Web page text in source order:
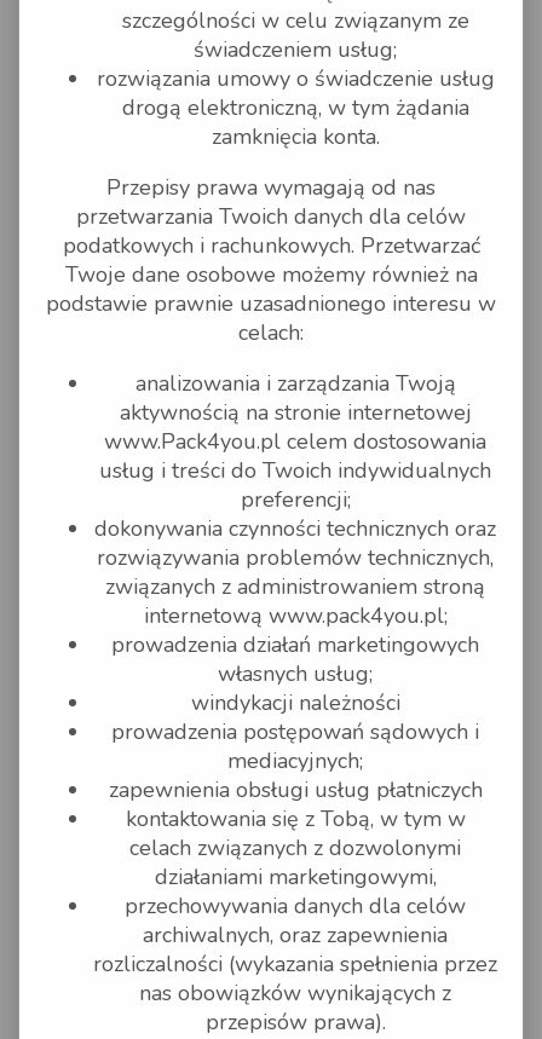
płatnicze, czeki, karty płatnicze i
kredytowe, druki akcyzy, papiery
wartościowe, metale i kamienie
szlachetne oraz wyroby z nich,
wyroby jubilerskie, dzieła sztuki i
wyroby o wartości artystycznej,
antyki, jak i inne rzeczy, których
wartość wynika z ich wieku,
rzadkości lub cech
subiektywnych, przedmioty
numizmatyczne i zbiory
filatelistyczne, znaki
legitymacyjne, w tym bilety,
dowody rejestracyjne i związane z
nimi naklejki,
dokumenty przetargowe, oferty
handlowe, dokumenty księgowe,
podobnych funkcjach,
rzeczy przewożone na podstawie
dokumentu odprawy celnej
czasowej bądź na podstawie
karnetu ATA,
przedmioty, dla których
wymagane jest oznakowanie
znakami akcyzy,
rzeczy przewożone pod plombą
celną,
żywe zwierzęta i rośliny,
towary wymagające temperatury
kontrolowanej,
rzeczy łatwo psujące się lub
środki spożywcze w rozumieniu
Ustawy o bezpieczeństwie
żywności i żywienia,
produkty lecznicze w rozumieniu
ustawy Prawo farmaceutyczne,
komponenty do produkcji
produktów leczniczych, narkotyki
oraz substancje psychotropowe
alucynogenne, z wyjątkiem
wysyłanych w celach naukowo-
badawczych przez instytucje do
tego uprawnione na mocy
odrębnych przepisów prawa, z
zastrzeżeniem zgody GLS Poland
na wykonanie takiej Usługi,
rzeczy wymagające
specjalistycznych badań
fitosanitarnych,
materiały łatwopalne i
wybuchowe, substancje żrące
szczególności w celu związanym ze
świadczeniem usług;
rozwiązania umowy o świadczenie usług
drogą elektroniczną, w tym żądania
zamknięcia konta.
Przepisy prawa wymagają od nas
przetwarzania Twoich danych dla celów
podatkowych i rachunkowych. Przetwarzać
Twoje dane osobowe możemy również na
podstawie prawnie uzasadnionego interesu w
celach:
analizowania i zarządzania Twoją
aktywnością na stronie internetowej
www.Pack4you.pl celem dostosowania
usług i treści do Twoich indywidualnych
preferencji;
dokonywania czynności technicznych oraz
rozwiązywania problemów technicznych,
związanych z administrowaniem stroną
internetową www.pack4you.pl;
prowadzenia działań marketingowych
własnych usług;
windykacji należności
prowadzenia postępowań sądowych i
mediacyjnych;
zapewnienia obsługi usług płatniczych
kontaktowania się z Tobą, w tym w
celach związanych z dozwolonymi
działaniami marketingowymi,
przechowywania danych dla celów
archiwalnych, oraz zapewnienia
rozliczalności (wykazania spełnienia przez
nas obowiązków wynikających z
przepisów prawa).